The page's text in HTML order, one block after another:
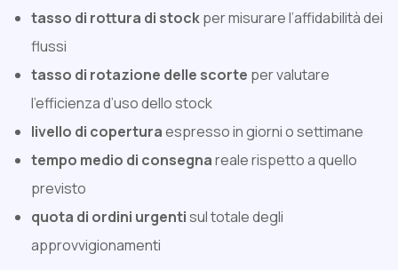
tasso di rottura di stockper misurare l’affidabilità dei
flussi
tasso di rotazione delle scorte per valutare
l’efficienza d’uso dello stock
livello di coperturaespresso in giorni o settimane
tempo medio di consegnareale rispetto a quello
previsto
quota di ordini urgentisul totale degli
approvvigionamenti